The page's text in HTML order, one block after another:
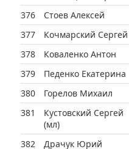
376
Стоев Алексей
377
Кочмарский Сергей
378
Коваленко Антон
379
Педенко Екатерина
380
Горелов Михаил
381
Кустовский Сергей
(мл)
382 Драчук Юрий